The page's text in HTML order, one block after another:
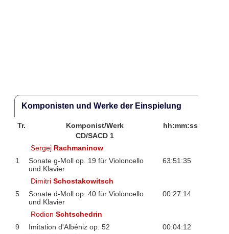
Komponisten und Werke der Einspielung
Tr. Komponist/Werk
hh:mm:ss
CD/SACD 1
Sergej Rachmaninow
1
Sonate g-Moll op. 19 für Violoncello
und Klavier
63:51:35
DimitriSchostakowitsch
5
Sonate d-Moll op. 40 für Violoncello
und Klavier
00:27:14
RodionSchtschedrin
9
Imitation d'Albéniz op. 52
00:04:12